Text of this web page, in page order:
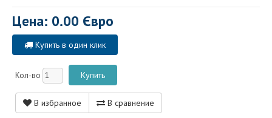
Цена: 0.00 Євро
Купить в один клик
Кол-во
В избранное В сравнение